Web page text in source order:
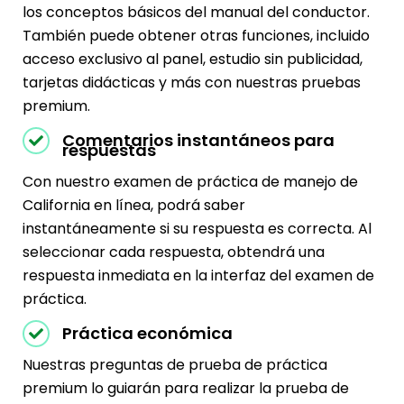
los conceptos básicos del manual del conductor.
También puede obtener otras funciones, incluido
acceso exclusivo al panel, estudio sin publicidad,
tarjetas didácticas y más con nuestras pruebas
premium.
Comentarios instantáneos para
respuestas
Con nuestro examen de práctica de manejo de
California en línea, podrá saber
instantáneamente si su respuesta es correcta. Al
seleccionar cada respuesta, obtendrá una
respuesta inmediata en la interfaz del examen de
práctica.
Práctica económica
Nuestras preguntas de prueba de práctica
premium lo guiarán para realizar la prueba de